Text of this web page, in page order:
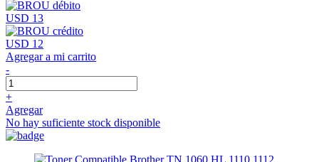
USD 13
USD 12
Agregar a mi carrito
-
+
Agregar
No hay suficiente stock disponible